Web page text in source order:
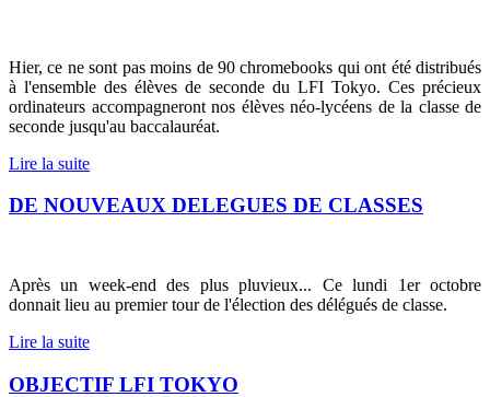
Hier, ce ne sont pas moins de 90 chromebooks qui ont été distribués
à l'ensemble des élèves de seconde du LFI Tokyo. Ces précieux
ordinateurs accompagneront nos élèves néo-lycéens de la classe de
seconde jusqu'au baccalauréat.
Lire la suite
DE NOUVEAUX DELEGUES DE CLASSES
Après un week-end des plus pluvieux... Ce lundi 1er octobre
donnait lieu au premier tour de l'élection des délégués de classe.
Lire la suite
OBJECTIF LFI TOKYO